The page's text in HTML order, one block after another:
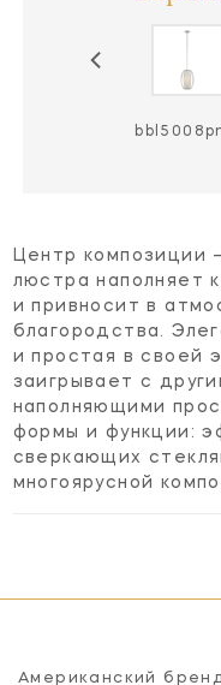
Центр композиции
люстра наполняет
и привносит в
благородства.
и простая в своей
заигрывает с
наполняющими
формы и функции:
сверкающих
многоярусной
Американский